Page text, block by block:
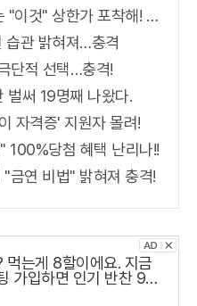
코인 폭락에.. 투자자 몰리는 "이것" 상한가 포착해! 미리 투자..
습관 밝혀져…충격
단적 선택…충격!
벌써 19명째 나왔다.
자격증' 지원자 몰려!
100%당첨 혜택 난리나!!
금연 비법" 밝혀져 충격!
먹는게 8할이에요. 지금
가입하면 인기 반찬 990